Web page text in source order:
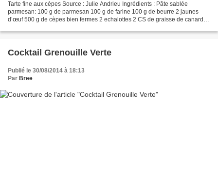
Tarte fine aux cèpes Source : Julie Andrieu Ingrédients : Pâte sablée
parmesan: 100 g de parmesan 100 g de farine 100 g de beurre 2 jaunes
d’œuf 500 g de cèpes bien fermes 2 echalottes 2 CS de graisse de canard 2
Cocktail Grenouille Verte
Publié le 30/08/2014 à 18:13
Par Bree